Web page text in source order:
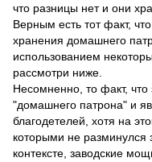
что разницы нет и они
Верным есть тот факт,
хранения домашнего
использованием
рассмотри ниже.
Несомненно, то факт, что
"домашнего патрона" и
благодетелей, хотя на
которыми не разминулся
контексте, заводские